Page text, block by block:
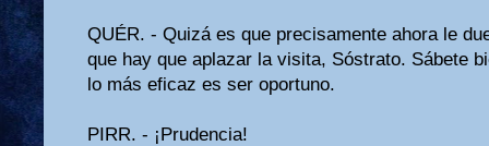
QUÉR. - Quizá es que precisamente ahora le
que hay que aplazar la visita, Sóstrato. Sábete
lo más eficaz es ser oportuno.
PIRR. - ¡Prudencia!